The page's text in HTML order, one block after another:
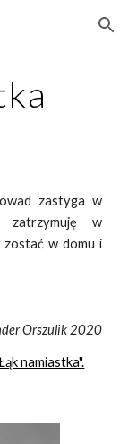
Skip to navigation
zastyga w
zatrzymuję w
zostać w domu i
Orszulik 2020
namiastka".